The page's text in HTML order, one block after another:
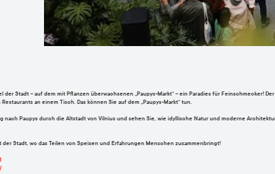
der Stadt – auf dem mit Pflanzen überwachsenen „Paupys-Markt“ – ein Paradies für
an einem Tisch. Das können Sie auf dem „Paupys-Markt“ tun.
nach Paupys durch die Altstadt von Vilnius und sehen Sie, wie idyllische Natur und moderne
Stadt, wo das Teilen von Speisen und Erfahrungen Menschen zusammenbringt!